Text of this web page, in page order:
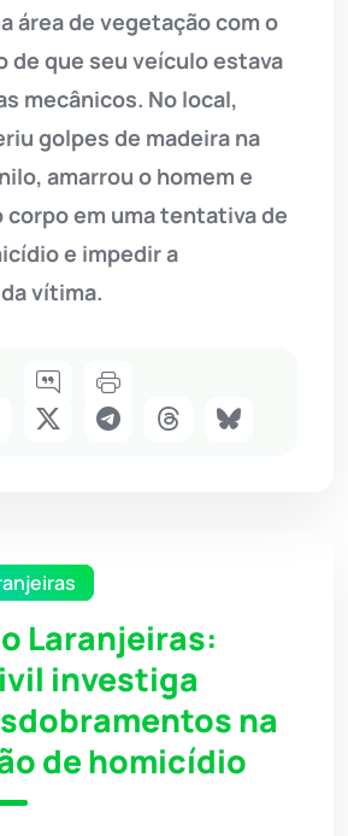
área de vegetação com o
de que seu veículo estava
mecânicos. No local,
golpes de madeira na
amarrou o homem e
corpo em uma tentativa de
e impedir a
vítima.
Laranjeiras:
investiga
na
de homicídio